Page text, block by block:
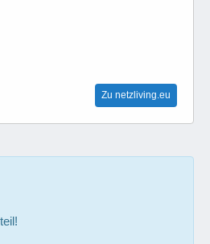
Zu netzliving.eu